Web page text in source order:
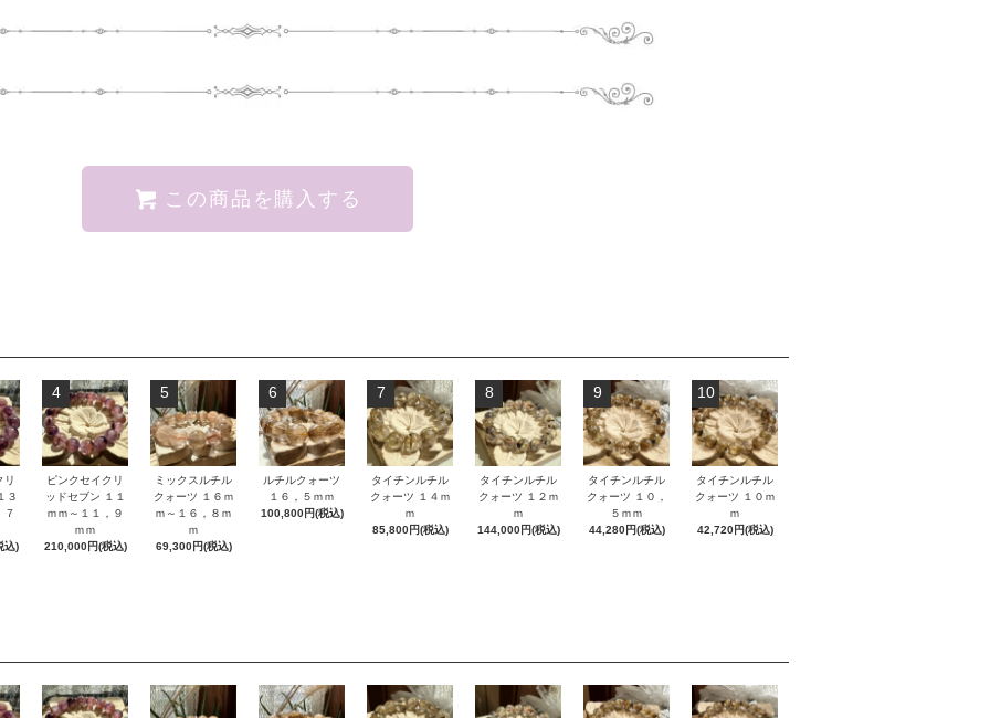
この商品を購入する
リ
３
７
込)
4
ピンクセイクリ
ッドセブン １１
ｍｍ～１１，９
ｍｍ
210,000円(税込)
5
ミックスルチル
クォーツ １６ｍ
ｍ～１６，８ｍ
ｍ
69,300円(税込)
6
ルチルクォーツ
１６，５ｍｍ
100,800円(税込)
7
タイチンルチル
クォーツ １４ｍ
ｍ
85,800円(税込)
8
タイチンルチル
クォーツ １２ｍ
ｍ
144,000円(税込)
9
タイチンルチル
クォーツ １０，
５ｍｍ
44,280円(税込)
10
タイチンルチル
クォーツ １０ｍ
ｍ
42,720円(税込)